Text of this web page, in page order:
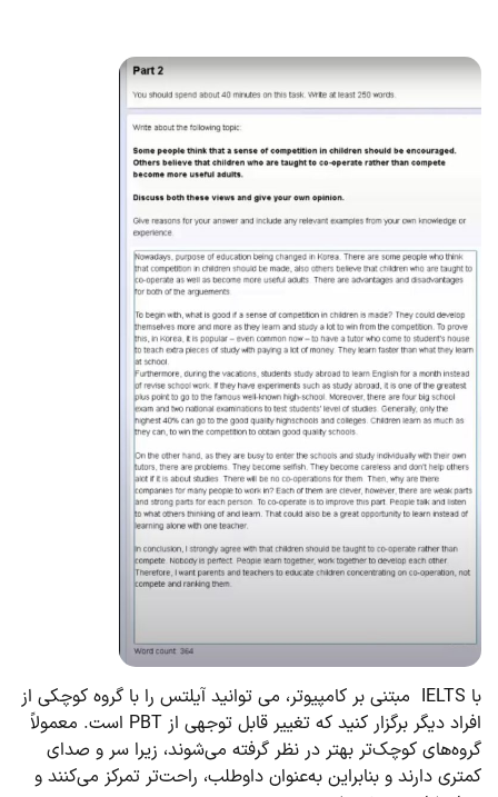
با IELTS مبتنی بر کامپیوتر، می توانید آیلتس را با گروه کوچکی از
افراد دیگر برگزار کنید که تغییر قابل توجهی از PBT است. معمولاً
گروه‌های کوچک‌تر بهتر در نظر گرفته می‌شوند، زیرا سر و صدای
کمتری دارند و بنابراین به‌عنوان داوطلب، راحت‌تر تمرکز می‌کنند و